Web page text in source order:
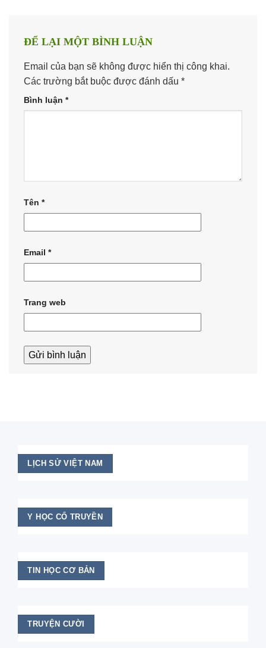
ĐỂ LẠI MỘT BÌNH LUẬN
Email của bạn sẽ không được hiển thị công khai.
Các trường bắt buộc được đánh dấu *
Bình luận *
Tên *
Email *
Trang web
LỊCH SỬ VIỆT NAM
Y HỌC CỔ TRUYỀN
TIN HỌC CƠ BẢN
TRUYỆN CƯỜI